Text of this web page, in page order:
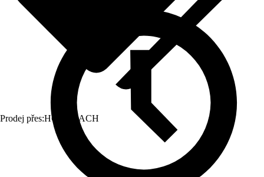
Prodej přes:HORNBACH